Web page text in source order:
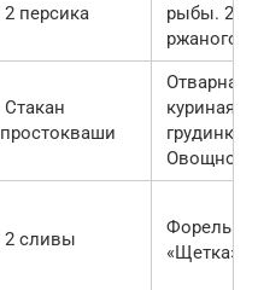
2 персика
рыбы. 2
ржаного
Стакан
простокваши
Отварная
куриная
грудинка.
Овощное
2 сливы
Форель на
«Щетка»